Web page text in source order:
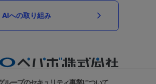
AIへの取り組み